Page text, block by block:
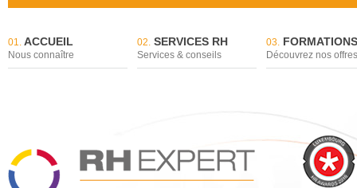
01. ACCUEIL
Nous connaître
02. SERVICES RH
Services & conseils
03. FORMATIONS
Découvrez nos offres